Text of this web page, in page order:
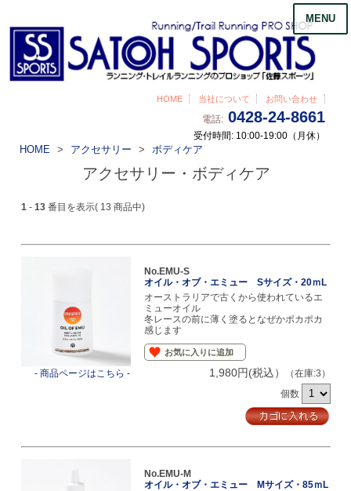
HOME 当社について お問い合わせ
電話: 0428-24-8661
受付時間: 10:00-19:00（月休）
MENU
HOME アクセサリー ボディケア
アクセサリー・ボディケア
1 -13番目を表示( 13 商品中)
- 商品ページはこちら -
No.EMU-S
オイル・オブ・エミュー Sサイズ・20ｍL
オーストラリアで古くから使われているエ
ミューオイル
冬レースの前に薄く塗るとなぜかポカポカ
感じます
お気に入りに追加
1,980円(税込）
（在庫:3）
個数
No.EMU-M
オイル・オブ・エミュー Mサイズ・85ｍL